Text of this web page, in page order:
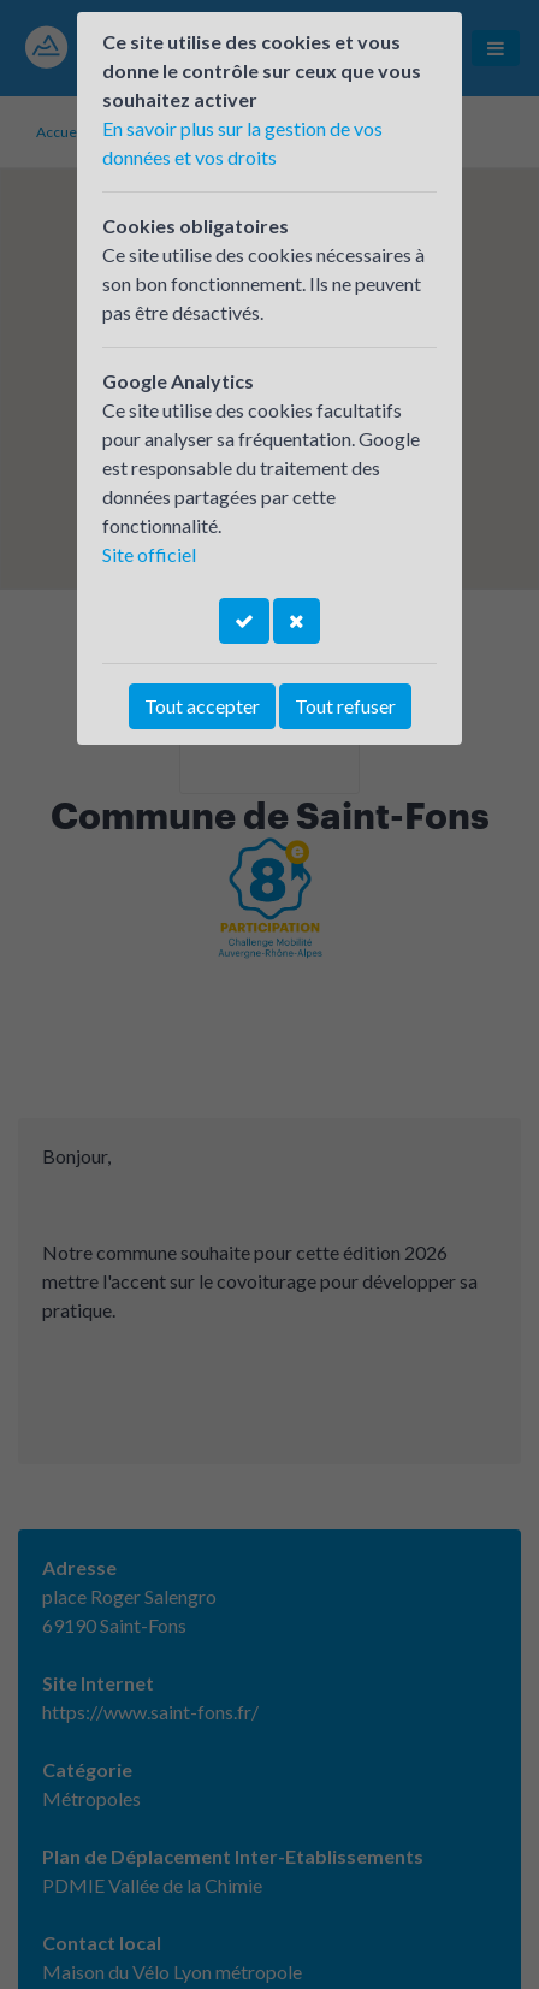
Accueil Établissements inscrits Commune de Saint-Fons
Commune de Saint-Fons
Bonjour,
Notre commune souhaite pour cette édition 2026
mettre l'accent sur le covoiturage pour développer sa
pratique.
Adresse
place Roger Salengro
69190 Saint-Fons
Site Internet
https://www.saint-fons.fr/
Catégorie
Métropoles
Plan de Déplacement Inter-Etablissements
PDMIE Vallée de la Chimie
Contact local
Maison du Vélo Lyon métropole
Ce site utilise des cookies et vous
donne le contrôle sur ceux que vous
souhaitez activer
En savoir plus sur la gestion de vos
données et vos droits
Cookies obligatoires
Ce site utilise des cookies nécessaires à
son bon fonctionnement. Ils ne peuvent
pas être désactivés.
Google Analytics
Ce site utilise des cookies facultatifs
pour analyser sa fréquentation. Google
est responsable du traitement des
données partagées par cette
fonctionnalité.
Site officiel
Tout accepter Tout refuser